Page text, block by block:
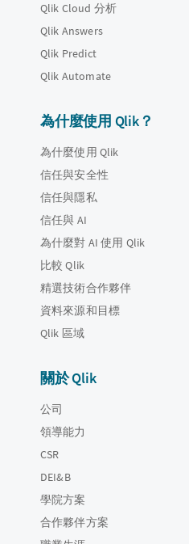
Qlik Cloud 分析
Qlik Answers
Qlik Predict
Qlik Automate
為什麼使用 Qlik？
為什麼使用 Qlik
信任與安全性
信任與隱私
信任與 AI
為什麼對 AI 使用 Qlik
比較 Qlik
精選技術合作夥伴
資料來源和目標
Qlik 區域
關於 Qlik
公司
領導能力
CSR
DEI&B
學院方案
合作夥伴方案